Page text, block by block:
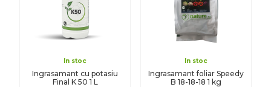
In stoc
Ingrasamant cu potasiu
Final K 50 1 L
In stoc
Ingrasamant foliar Speedy
B 18-18-18 1 kg